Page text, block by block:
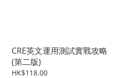
CRE英文運用測試實戰攻略
(第二版)
HK$118.00